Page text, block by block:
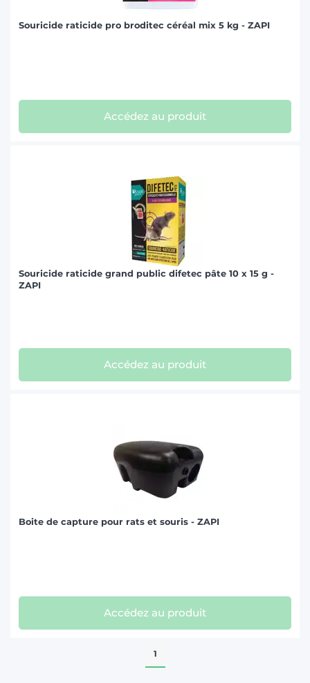
Souricide raticide pro broditec céréal mix 5 kg - ZAPI
Accédez au produit
Souricide raticide grand public difetec pâte 10 x 15 g -
ZAPI
Accédez au produit
Boite de capture pour rats et souris - ZAPI
Accédez au produit
1